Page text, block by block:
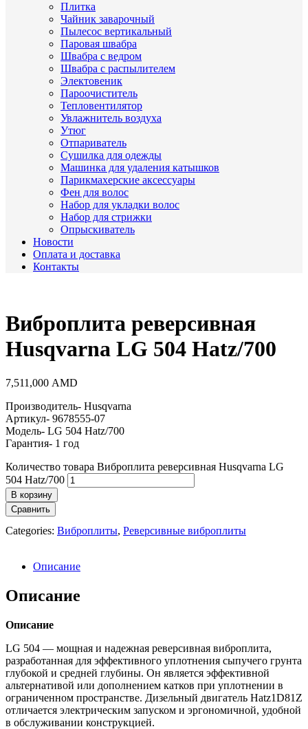
Плитка
Чайник заварочный
Пылесос вертикальный
Паровая швабра
Швабра с ведром
Швабра с распылителем
Электовеник
Пароочиститель
Тепловентилятор
Увлажнитель воздуха
Утюг
Отпариватель
Сушилка для одежды
Машинка для удаления катышков
Парикмахерские аксессуары
Фен для волос
Набор для укладки волос
Набор для стрижки
Опрыскиватель
Новости
Оплата и доставка
Контакты
Виброплита реверсивная
Husqvarna LG 504 Hatz/700
7,511,000 AMD
Производитель- Husqvarna
Артикул- 9678555-07
Модель- LG 504 Hatz/700
Гарантия- 1 год
Количество товара Виброплита реверсивная Husqvarna LG
504 Hatz/700
В корзину
Сравнить
Categories: Виброплиты, Реверсивные виброплиты
Описание
Описание
Описание
LG 504 — мощная и надежная реверсивная виброплита,
разработанная для эффективного уплотнения сыпучего грунта
глубокой и средней глубины. Он является эффективной
альтернативой или дополнением катков при уплотнении в
ограниченном пространстве. Дизельный двигатель Hatz1D81Z
отличается электрическим запуском и эргономичной, удобной
в обслуживании конструкцией.